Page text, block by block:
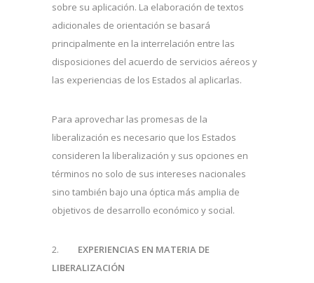
sobre su aplicación. La elaboración de textos
adicionales de orientación se basará
principalmente en la interrelación entre las
disposiciones del acuerdo de servicios aéreos y
las experiencias de los Estados al aplicarlas.
Para aprovechar las promesas de la
liberalización es necesario que los Estados
consideren la liberalización y sus opciones en
términos no solo de sus intereses nacionales
sino también bajo una óptica más amplia de
objetivos de desarrollo económico y social.
2. EXPERIENCIAS EN MATERIA DE
LIBERALIZACIÓN